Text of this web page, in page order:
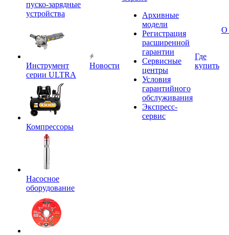
пуско-зарядные
устройства
Инструмент
серии ULTRA
Компрессоры
Насосное
оборудование
Новости
Архивные
модели
Регистрация
расширенной
гарантии
Сервисные
центры
Условия
гарантийного
обслуживания
Экспресс-
сервис
Где
купить
О